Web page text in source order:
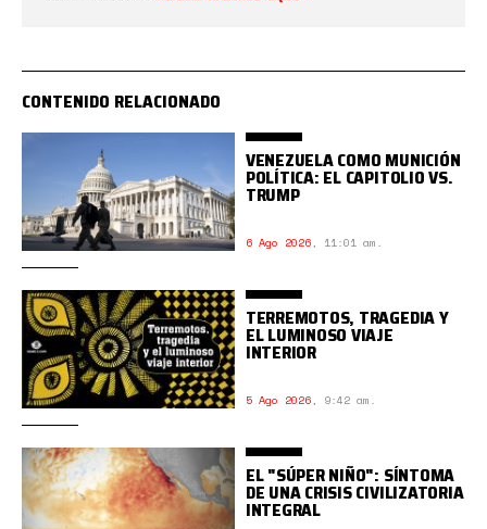
CONTENIDO RELACIONADO
VENEZUELA COMO MUNICIÓN
POLÍTICA: EL CAPITOLIO VS.
TRUMP
6 Ago 2026, 11:01 am.
TERREMOTOS, TRAGEDIA Y
EL LUMINOSO VIAJE
INTERIOR
5 Ago 2026, 9:42 am.
EL "SÚPER NIÑO": SÍNTOMA
DE UNA CRISIS CIVILIZATORIA
INTEGRAL